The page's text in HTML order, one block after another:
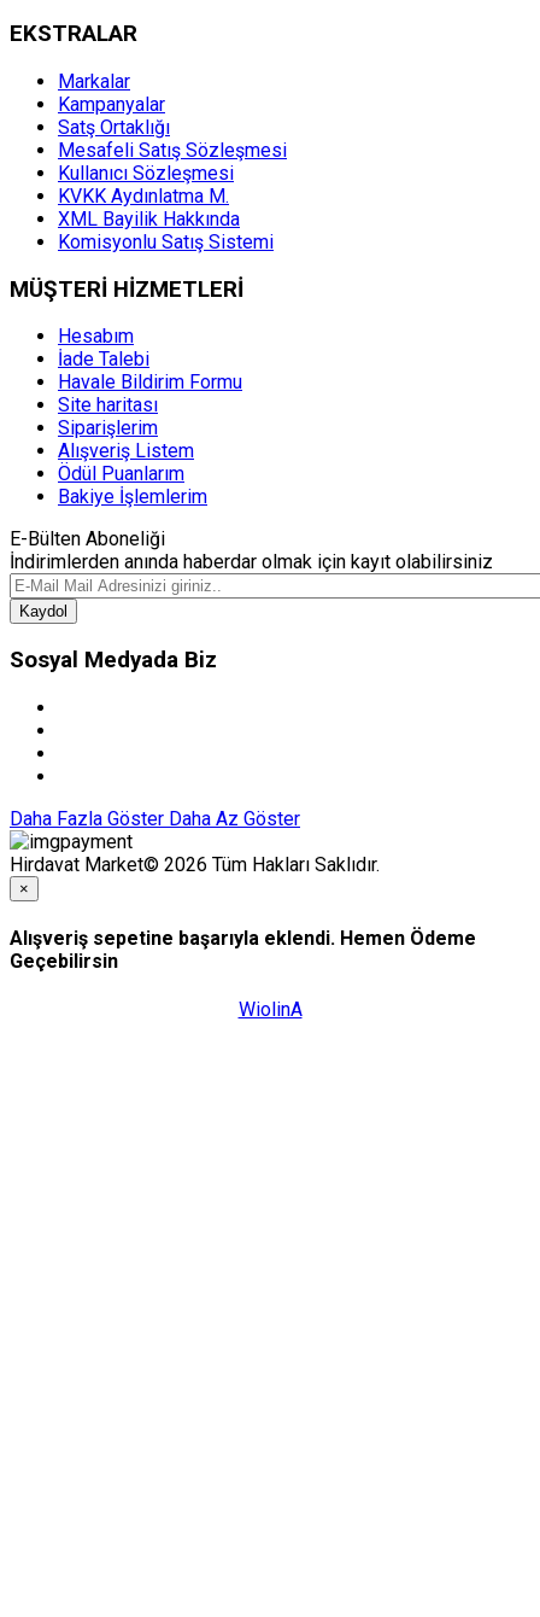
EKSTRALAR
Markalar
Kampanyalar
Satş Ortaklığı
Mesafeli Satış Sözleşmesi
Kullanıcı Sözleşmesi
KVKK Aydınlatma M.
XML Bayilik Hakkında
Komisyonlu Satış Sistemi
MÜŞTERİ HİZMETLERİ
Hesabım
İade Talebi
Havale Bildirim Formu
Site haritası
Siparişlerim
Alışveriş Listem
Ödül Puanlarım
Bakiye İşlemlerim
E-Bülten Aboneliği
İndirimlerden anında haberdar olmak için kayıt olabilirsiniz
Kaydol
Sosyal Medyada Biz
Daha Fazla Göster Daha Az Göster
Hirdavat Market© 2026 Tüm Hakları Saklıdır.
×
Alışveriş sepetine başarıyla eklendi. Hemen Ödeme
Geçebilirsin
WiolinA